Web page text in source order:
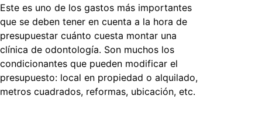
Este es uno de los gastos más importantes
que se deben tener en cuenta a la hora de
presupuestar cuánto cuesta montar una
clínica de odontología. Son muchos los
condicionantes que pueden modificar el
presupuesto: local en propiedad o alquilado,
metros cuadrados, reformas, ubicación, etc.